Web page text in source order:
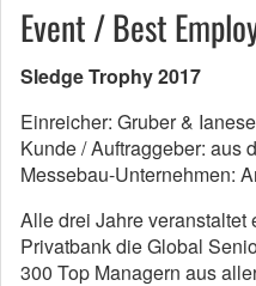
Event / Best
Sledge Trophy 2017
Einreicher: Gruber &
Kunde / Auftraggeber: aus
Messebau-Unternehmen:
Alle drei Jahre
Privatbank die Global
300 Top Managern aus